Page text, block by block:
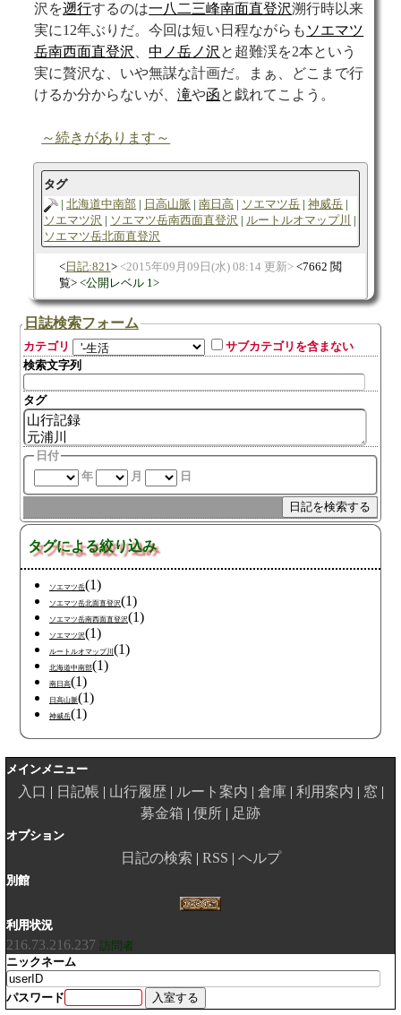
沢を遡行するのは一八二三峰南面直登沢溯行時以来
実に12年ぶりだ。今回は短い日程ながらも ソエマツ
岳南西面直登沢
、中ノ岳ノ沢 と超難渓を2本という
実に贅沢な、いや無謀な計画だ。まぁ、どこまで行
けるか分からないが、滝や函と戯れてこよう。
～続きがあります～
タグ
北海道中南部
日高山脈 南日高 ソエマツ岳
神威岳
ソエマツ沢
ソエマツ岳南西面直登沢
ルートルオマップ川
ソエマツ岳北面直登沢
日記:821 2015年09月09日(水) 08:14 更新
7662 閲
覧
公開レベル 1
日誌検索フォーム
カテゴリ
サブカテゴリを含まない
検索文字列
タグ
日付
年
月 日
タグによる絞り込み
ソエマツ岳(1)
ソエマツ岳北面直登沢(1)
ソエマツ岳南西面直登沢(1)
ソエマツ沢(1)
ルートルオマップ川(1)
北海道中南部(1)
南日高(1)
日高山脈(1)
神威岳(1)
メインメニュー
入口 日記帳 山行履歴 ルート案内 倉庫 利用案内
窓
募金箱
便所 足跡
オプション
日記の検索 RSS ヘルプ
別館
利用状況
216.73.216.237 訪問者
ニックネーム
パスワード